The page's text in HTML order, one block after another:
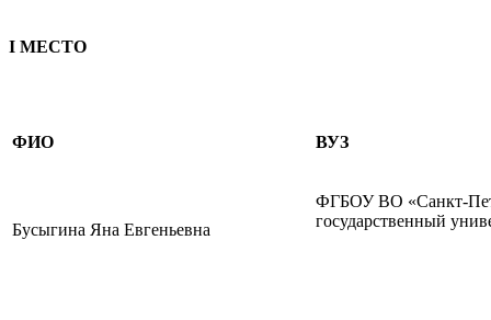
I МЕСТО
ФИО ВУЗ
Бусыгина Яна Евгеньевна
ФГБОУ ВО «Санкт-
государственный